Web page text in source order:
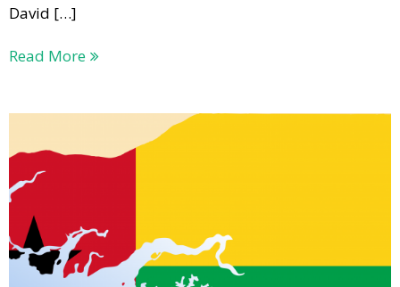
David […]
Read More